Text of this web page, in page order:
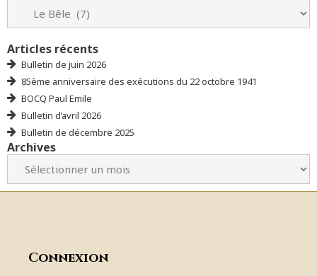
Articles récents
Bulletin de juin 2026
85ème anniversaire des exécutions du 22 octobre 1941
BOCQ Paul Emile
Bulletin d’avril 2026
Bulletin de décembre 2025
Archives
Connexion